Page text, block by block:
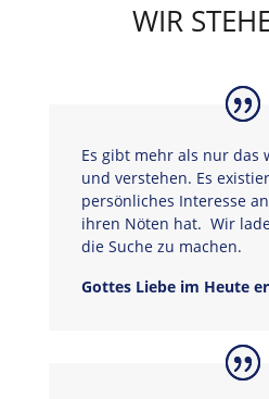
WIR
Es gibt mehr als nur das
und verstehen. Es
persönliches Interesse
ihren Nöten hat. Wir
die Suche zu machen.
Gottes Liebe im Heute